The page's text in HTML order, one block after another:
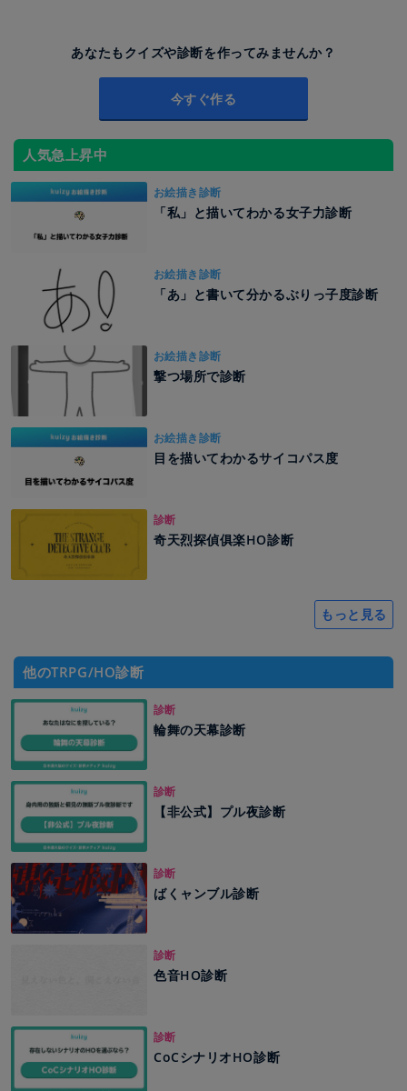
あなたもクイズや診断を作ってみませんか？
今すぐ作る
人気急上昇中
お絵描き診断
「私」と描いてわかる女子力診断
お絵描き診断
「あ」と書いて分かるぶりっ子度診断
お絵描き診断
撃つ場所で診断
お絵描き診断
目を描いてわかるサイコパス度
診断
奇天烈探偵俱楽HO診断
もっと見る
他のTRPG/HO診断
診断
輪舞の天幕診断
診断
【非公式】プル夜診断
診断
ばくャンブル診断
診断
色音HO診断
診断
CoCシナリオHO診断